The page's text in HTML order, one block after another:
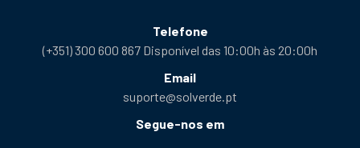
Telefone
(+351) 300 600 867 Disponível das 10:00h às 20:00h
Email
suporte@solverde.pt
Segue-nos em